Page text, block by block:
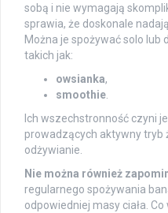
sobą i nie wymagają
sprawia, że doskonale
Można je spożywać solo lub
takich jak:
owsianka,
smoothie
Ich wszechstronność czyni
prowadzących aktywny tryb
odżywianie.
Nie można również
regularnego spożywania
odpowiedniej masy ciała.